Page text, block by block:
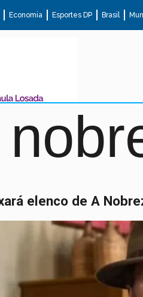
Economia Esportes DP Brasil
elenco de A